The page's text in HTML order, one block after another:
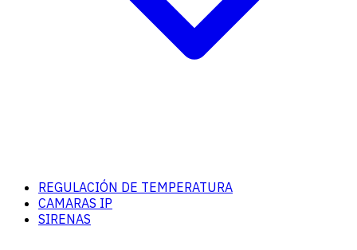
REGULACIÓN DE TEMPERATURA
CAMARAS IP
SIRENAS